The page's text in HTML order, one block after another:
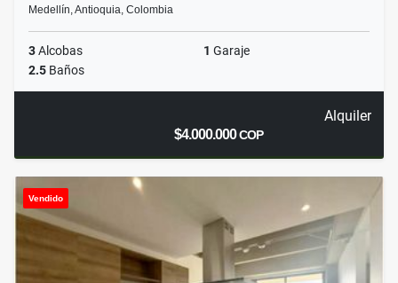
Medellín, Antioquia, Colombia
3Alcobas 1 Garaje
2.5 Baños
Alquiler
$4.000.000COP
Vendido